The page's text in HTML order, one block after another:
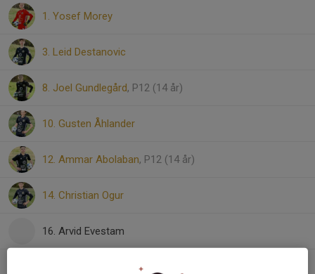
1. Yosef Morey
3. Leid Destanovic
8. Joel Gundlegård, P12 (14 år)
10. Gusten Åhlander
12. Ammar Abolaban, P12 (14 år)
14. Christian Ogur
16. Arvid Evestam
18. Vilgot Fredriksson